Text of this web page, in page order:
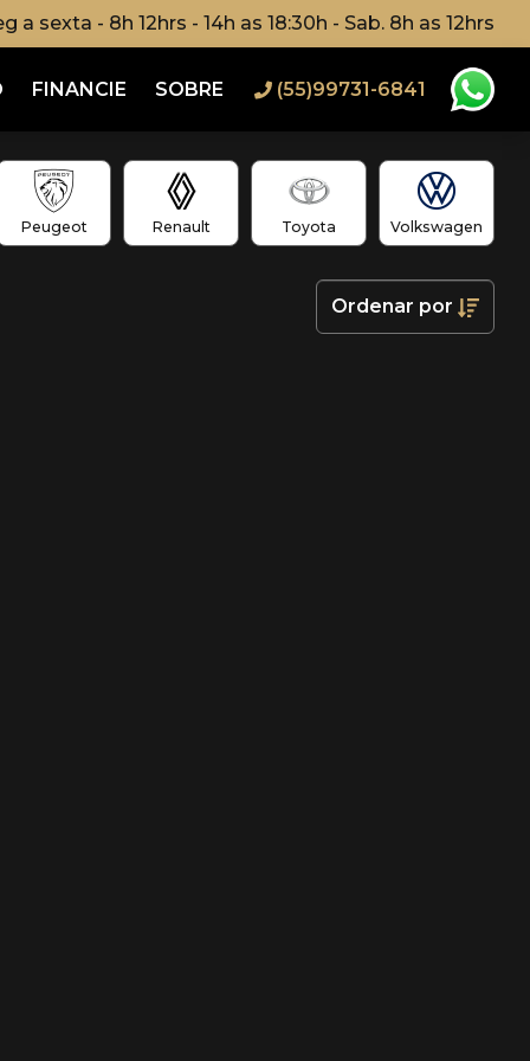
a sexta - 8h 12hrs - 14h as 18:30h - Sab. 8h as 12hrs
FINANCIE SOBRE (55)99731-6841
Peugeot Renault Toyota Volkswagen
Ordenar por